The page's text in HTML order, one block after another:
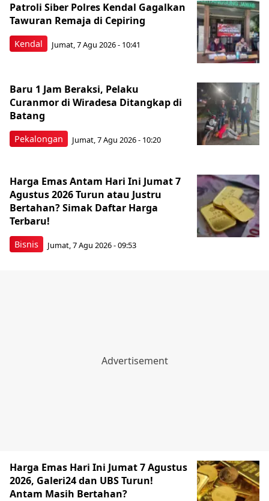
Kendal
Patroli Siber Polres Kendal Gagalkan
Tawuran Remaja di Cepiring
Jumat, 7 Agu 2026 - 10:41
Pekalongan
Baru 1 Jam Beraksi, Pelaku
Curanmor di Wiradesa Ditangkap di
Batang
Jumat, 7 Agu 2026 - 10:20
Bisnis
Harga Emas Antam Hari Ini Jumat 7
Agustus 2026 Turun atau Justru
Bertahan? Simak Daftar Harga
Terbaru!
Jumat, 7 Agu 2026 - 09:53
Harga Emas Hari Ini Jumat 7 Agustus
2026, Galeri24 dan UBS Turun!
Antam Masih Bertahan?